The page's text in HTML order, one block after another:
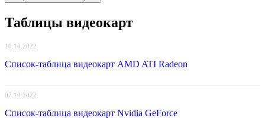
Таблицы видеокарт
10.10.2022
Список-таблица видеокарт AMD ATI Radeon
07.10.2022
Список-таблица видеокарт Nvidia GeForce